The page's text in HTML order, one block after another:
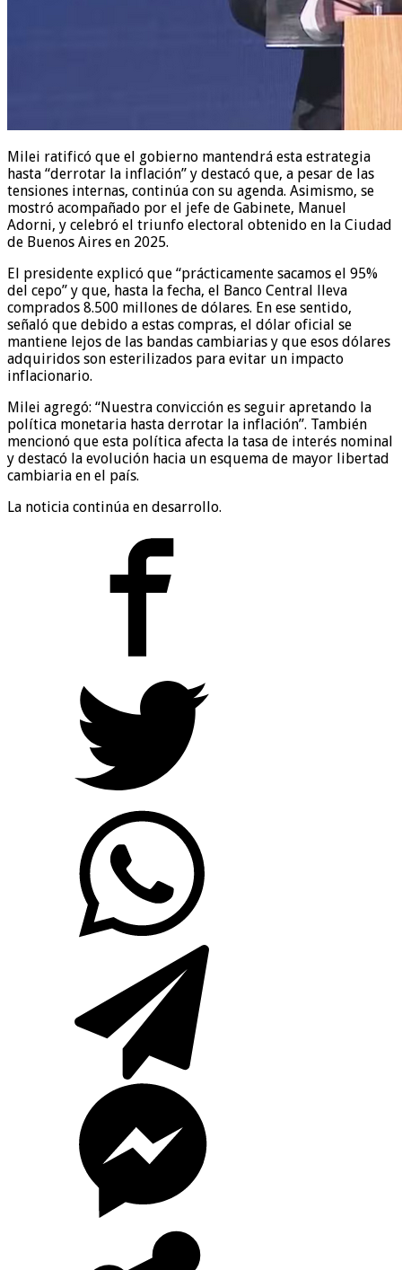
Milei ratificó que el gobierno mantendrá esta estrategia
hasta “derrotar la inflación” y destacó que, a pesar de las
tensiones internas, continúa con su agenda. Asimismo, se
mostró acompañado por el jefe de Gabinete, Manuel
Adorni, y celebró el triunfo electoral obtenido en la Ciudad
de Buenos Aires en 2025.
El presidente explicó que “prácticamente sacamos el 95%
del cepo” y que, hasta la fecha, el Banco Central lleva
comprados 8.500 millones de dólares. En ese sentido,
señaló que debido a estas compras, el dólar oficial se
mantiene lejos de las bandas cambiarias y que esos dólares
adquiridos son esterilizados para evitar un impacto
inflacionario.
Milei agregó: “Nuestra convicción es seguir apretando la
política monetaria hasta derrotar la inflación”. También
mencionó que esta política afecta la tasa de interés nominal
y destacó la evolución hacia un esquema de mayor libertad
cambiaria en el país.
La noticia continúa en desarrollo.